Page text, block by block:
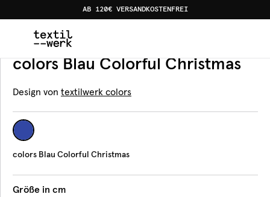
AB 120€ VERSANDKOSTENFREI
Produkte Kissen colors Blau Colorful
Kissen
colors Blau Colorful Christmas
Design von textilwerk colors
colors Blau Colorful Christmas
Größe in cm